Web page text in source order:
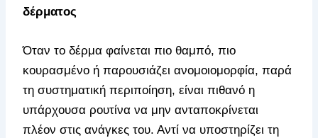
δέρματος
Όταν το δέρμα φαίνεται πιο θαμπό, πιο
κουρασμένο ή παρουσιάζει ανομοιομορφία, παρά
τη συστηματική περιποίηση, είναι πιθανό η
υπάρχουσα ρουτίνα να μην ανταποκρίνεται
πλέον στις ανάγκες του. Αντί να υποστηρίζει τη